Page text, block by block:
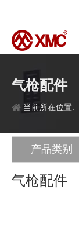
气枪配件
当前所在位置:
产品类别
气枪配件